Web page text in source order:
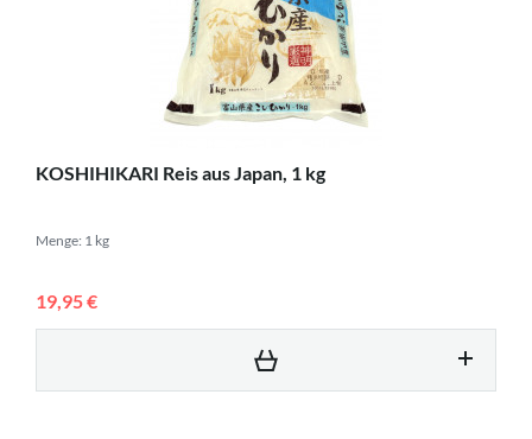
KOSHIHIKARI Reis aus Japan, 1 kg
Menge: 1 kg
19,95 €